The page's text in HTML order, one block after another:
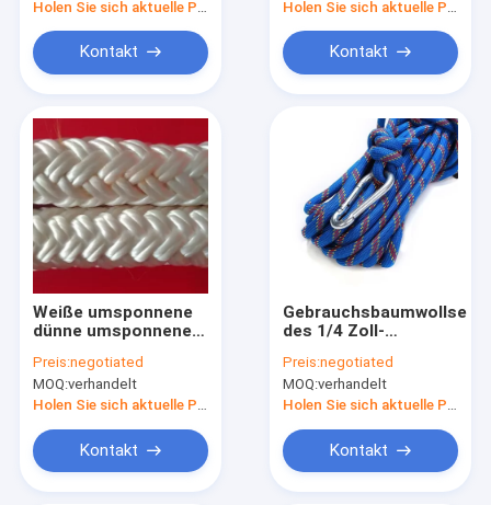
Kontakt Kontakt
Weiße umsponnene
dünne umsponnene
des Polyester-Seil-
5mm
Preis:negotiated
MOQ:verhandelt
Holen Sie sich aktuelle Preis
Kontakt
Gebrauchsbaumwollseil
des 1/4 Zoll-
Freien für Rettung
Preis:negotiated
MOQ:verhandelt
Holen Sie sich aktuelle Preis
Kontakt